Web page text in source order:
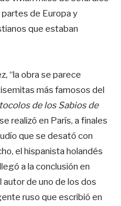
de Europa y
que estaban
“la obra se parece
más famosos del
de los Sabios de
realizó en París, a finales
que se desató con
el hispanista holandés
a la conclusión en
de uno de los dos
ruso que escribió en